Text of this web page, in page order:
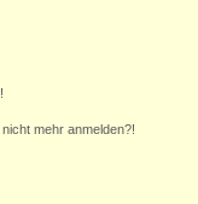
mehr anmelden?!